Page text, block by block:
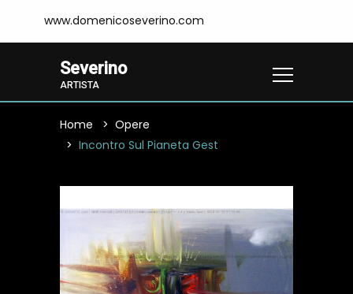
www.domenicoseverino.com
Severino
ARTISTA
Home
Opere
Incontro Sul Pianeta Gest